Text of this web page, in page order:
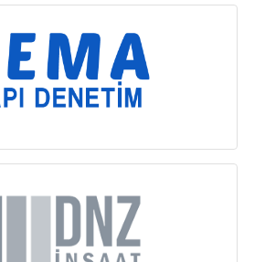
İNCELE
İNCELE